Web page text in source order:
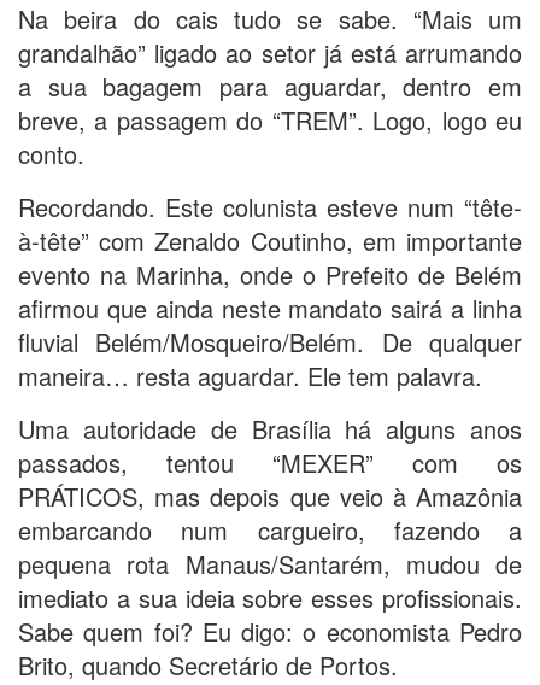
Na beira do cais tudo se sabe. “Mais um
grandalhão” ligado ao setor já está arrumando
a sua bagagem para aguardar, dentro em
breve, a passagem do “TREM”. Logo, logo eu
conto.
Recordando. Este colunista esteve num “tête-
à-tête” com Zenaldo Coutinho, em importante
evento na Marinha, onde o Prefeito de Belém
afirmou que ainda neste mandato sairá a linha
fluvial Belém/Mosqueiro/Belém. De qualquer
maneira… resta aguardar. Ele tem palavra.
Uma autoridade de Brasília há alguns anos
passados, tentou “MEXER” com os
PRÁTICOS, mas depois que veio à Amazônia
embarcando num cargueiro, fazendo a
pequena rota Manaus/Santarém, mudou de
imediato a sua ideia sobre esses profissionais.
Sabe quem foi? Eu digo: o economista Pedro
Brito, quando Secretário de Portos.